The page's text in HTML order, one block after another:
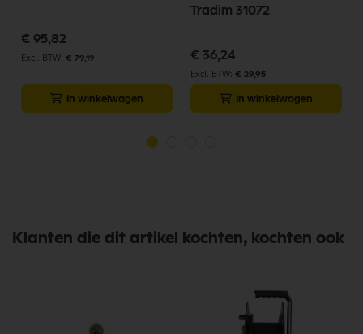
€ 95,82
€ 79,19
In winkelwagen
Tradim 31072
€ 36,24
€ 29,95
In winkelwagen
Klanten die dit artikel kochten, kochten ook